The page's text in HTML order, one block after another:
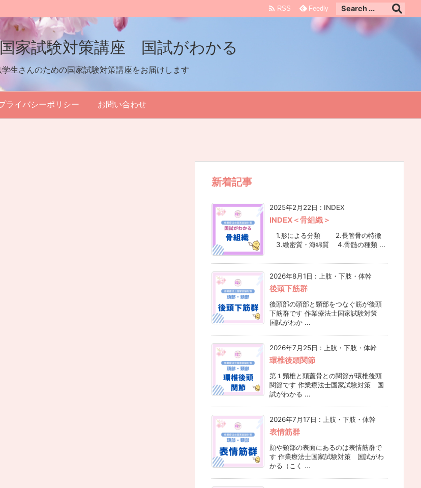
家試験対策講座 国試がわかる
生さんのための国家試験対策講座をお届けします
ライバシーポリシー お問い合わせ
 RSS Feedly
新着記事
2025年2月22日 : INDEX
INDEX＜骨組織＞
1.形による分類 2.長管骨の特徴
3.緻密質・海綿質 4.骨髄の種類 ...
2026年8月1日 : 上肢・下肢・体幹
後頭下筋群
後頭部の頭部と頸部をつなぐ筋が後頭
下筋群です 作業療法士国家試験対策
国試がわか ...
2026年7月25日 : 上肢・下肢・体幹
環椎後頭関節
第１頸椎と頭蓋骨との関節が環椎後頭
関節です 作業療法士国家試験対策 国
試がわかる ...
2026年7月17日 : 上肢・下肢・体幹
表情筋群
顔や頸部の表面にあるのは表情筋群で
す 作業療法士国家試験対策 国試がわ
かる（こく ...